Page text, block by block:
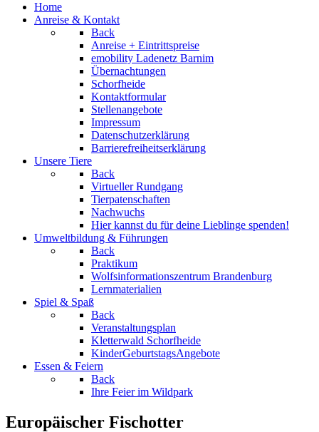
Home
Anreise & Kontakt
Back
Anreise + Eintrittspreise
emobility Ladenetz Barnim
Übernachtungen
Schorfheide
Kontaktformular
Stellenangebote
Impressum
Datenschutzerklärung
Barrierefreiheitserklärung
Unsere Tiere
Back
Virtueller Rundgang
Tierpatenschaften
Nachwuchs
Hier kannst du für deine Lieblinge spenden!
Umweltbildung & Führungen
Back
Praktikum
Wolfsinformationszentrum Brandenburg
Lernmaterialien
Spiel & Spaß
Back
Veranstaltungsplan
Kletterwald Schorfheide
KinderGeburtstagsAngebote
Essen & Feiern
Back
Ihre Feier im Wildpark
Europäischer Fischotter